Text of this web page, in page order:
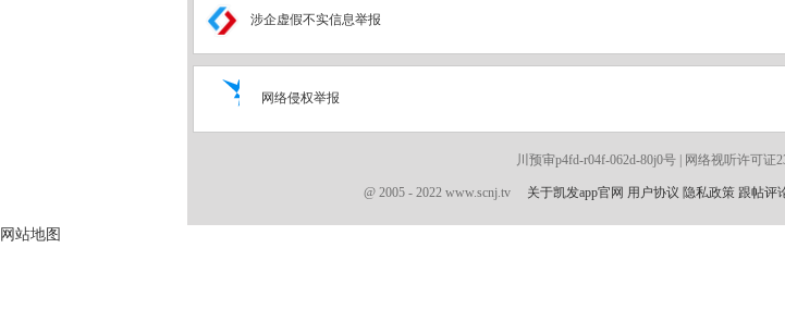
涉企虚假不实信息举报
网络侵权举报
川预审p4fd-r04f-062d-80j0号 | 网络视听许可证
@ 2005 - 2022 www.scnj.tv 关于凯发app官网 用户协议 隐私政策 跟帖评
网站地图